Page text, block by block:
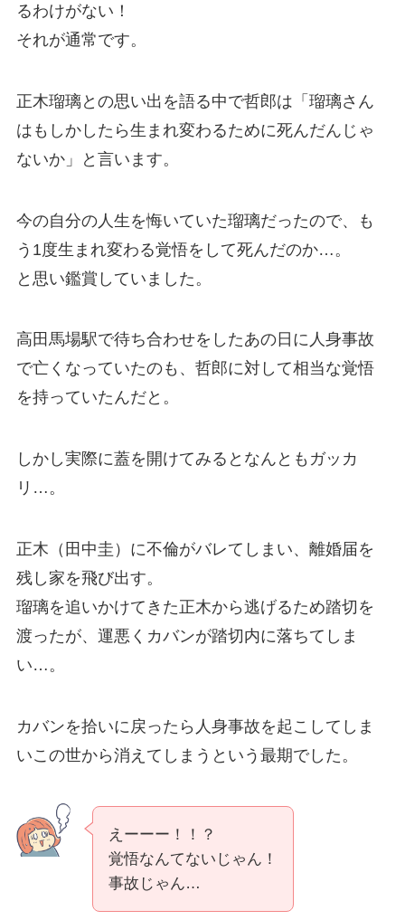
るわけがない！
それが通常です。
正木瑠璃との思い出を語る中で哲郎は「瑠璃さん
はもしかしたら生まれ変わるために死んだんじゃ
ないか」と言います。
今の自分の人生を悔いていた瑠璃だったので、も
う1度生まれ変わる覚悟をして死んだのか…。
と思い鑑賞していました。
高田馬場駅で待ち合わせをしたあの日に人身事故
で亡くなっていたのも、哲郎に対して相当な覚悟
を持っていたんだと。
しかし実際に蓋を開けてみるとなんともガッカ
リ…。
正木（田中圭）に不倫がバレてしまい、離婚届を
残し家を飛び出す。
瑠璃を追いかけてきた正木から逃げるため踏切を
渡ったが、運悪くカバンが踏切内に落ちてしま
い…。
カバンを拾いに戻ったら人身事故を起こしてしま
いこの世から消えてしまうという最期でした。
えーーー！！？
覚悟なんてないじゃん！
事故じゃん…